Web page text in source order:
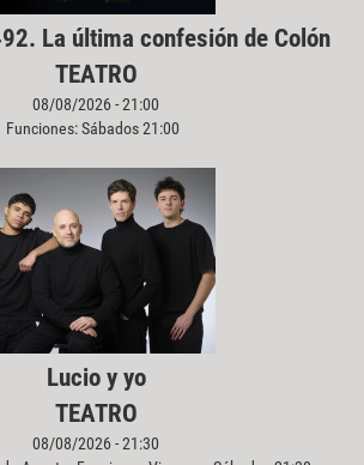
La última confesión de Colón
TEATRO
08/08/2026 - 21:00
Funciones: Sábados 21:00
Lucio y yo
TEATRO
08/08/2026 - 21:30